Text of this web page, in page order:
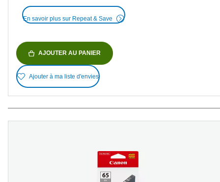
En savoir plus sur Repeat & Save
AJOUTER AU PANIER
Ajouter à ma liste d'envies